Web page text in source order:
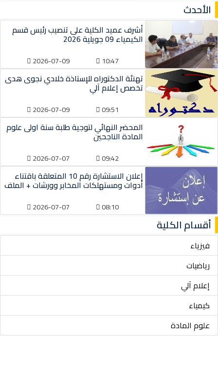
الأحدث
أشرف عميد الكلية على تنصيب رئيس قسم
الكيمياء 09 جويلية 2026
10:47
2026-07-09
تهنئة الدكتوراه للإستاذة خلادي نجوى هدى
تخصص إعلام آلي
09:51
2026-07-09
المحضر النهائي لتوجية طلبة سنة اولى علوم
المادة الناجحين
09:42
2026-07-07
إعلان الاستشارة رقم 10 المتعلقة باقتناء
أدوات ومستهلكات المخابر وورشات + الملف
08:10
2026-07-07
أقسام الكلية
فيزياء
رياضيات
إعلام آلي
كيمياء
علوم المادة